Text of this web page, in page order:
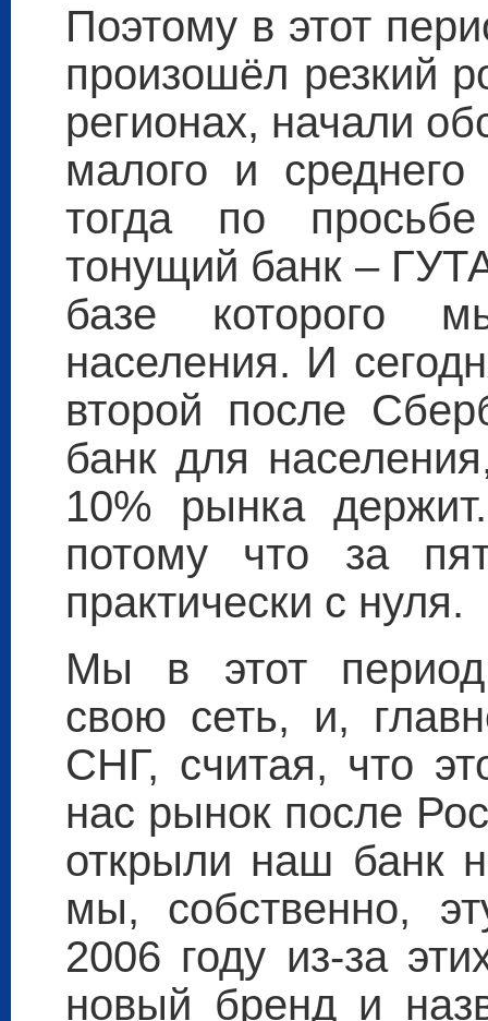
Поэтому в этот
произошёл резкий
регионах, начали
малого и
тогда по
тонущий банк –
базе которого
населения. И
второй после
банк для
10% рынка
потому что за
практически с нуля.
Мы в этот период
свою сеть, и,
СНГ, считая, что
нас рынок после
открыли наш банк
мы, собственно,
2006 году из-за
новый бренд и